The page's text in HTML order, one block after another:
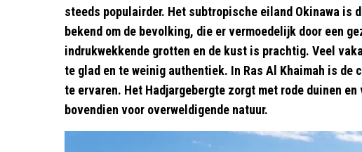
steeds populairder. Het subtropische eiland Okinawa is
bekend om de bevolking, die er vermoedelijk door een
indrukwekkende grotten en de kust is prachtig. Veel
te glad en te weinig authentiek. In Ras Al Khaimah is de
te ervaren. Het Hadjargebergte zorgt met rode duinen
bovendien voor overweldigende natuur.